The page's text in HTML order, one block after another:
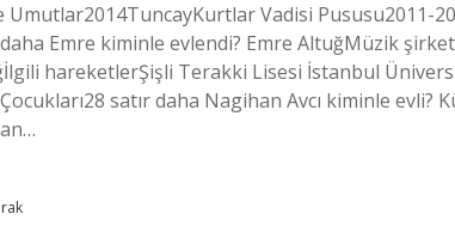
Umutlar2014TuncayKurtlar Vadisi Pususu2011-
Emre kiminle evlendi? Emre AltuğMüzik
hareketlerŞişli Terakki Lisesi İstanbul
Çocukları28 satır daha Nagihan Avcı kiminle evli?